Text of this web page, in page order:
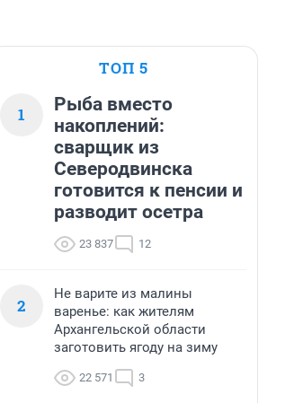
ТОП 5
1
Рыба вместо
накоплений:
сварщик из
Северодвинска
готовится к пенсии и
разводит осетра
23 837 12
2
Не варите из малины
варенье: как жителям
Архангельской области
заготовить ягоду на зиму
22 571 3